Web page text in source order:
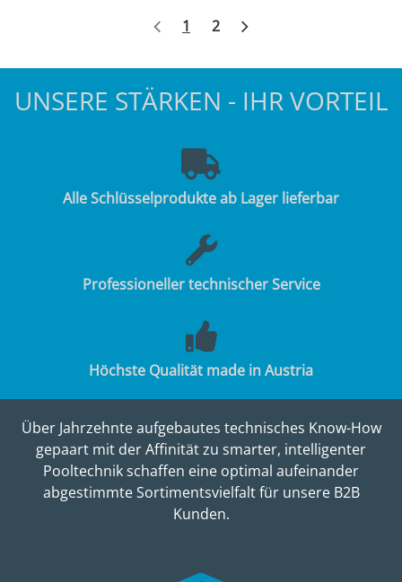
1 2 Weiter
UNSERE STÄRKEN - IHR VORTEIL
Alle Schlüsselprodukte ab Lager lieferbar
Professioneller technischer Service
Höchste Qualität made in Austria
Über Jahrzehnte aufgebautes technisches Know-How
gepaart mit der Affinität zu smarter, intelligenter
Pooltechnik schaffen eine optimal aufeinander
abgestimmte Sortimentsvielfalt für unsere B2B
Kunden.